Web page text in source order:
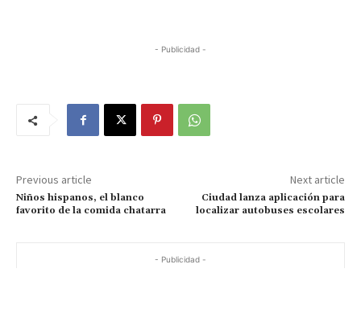
- Publicidad -
Previous article
Niños hispanos, el blanco
favorito de la comida chatarra
Next article
Ciudad lanza aplicación para
localizar autobuses escolares
- Publicidad -